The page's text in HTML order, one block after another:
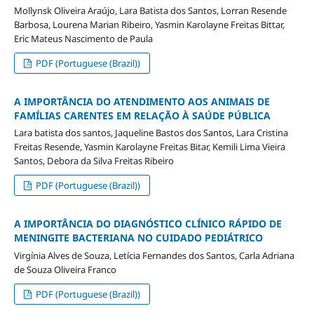
Mollynsk Oliveira Araújo, Lara Batista dos Santos, Lorran Resende
Barbosa, Lourena Marian Ribeiro, Yasmin Karolayne Freitas Bittar,
Eric Mateus Nascimento de Paula
PDF (Portuguese (Brazil))
A IMPORTÂNCIA DO ATENDIMENTO AOS ANIMAIS DE
FAMÍLIAS CARENTES EM RELAÇÃO À SAÚDE PÚBLICA
Lara batista dos santos, Jaqueline Bastos dos Santos, Lara Cristina
Freitas Resende, Yasmin Karolayne Freitas Bitar, Kemili Lima Vieira
Santos, Debora da Silva Freitas Ribeiro
PDF (Portuguese (Brazil))
A IMPORTÂNCIA DO DIAGNÓSTICO CLÍNICO RÁPIDO DE
MENINGITE BACTERIANA NO CUIDADO PEDIÁTRICO
Virgínia Alves de Souza, Letícia Fernandes dos Santos, Carla Adriana
de Souza Oliveira Franco
PDF (Portuguese (Brazil))